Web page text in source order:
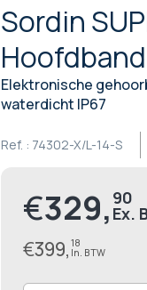
Sordin
Hoofdband
Elektronische
waterdicht IP67
Ref. : 74302-X/L-14-S
Prijs
€329, 90
€399, 18